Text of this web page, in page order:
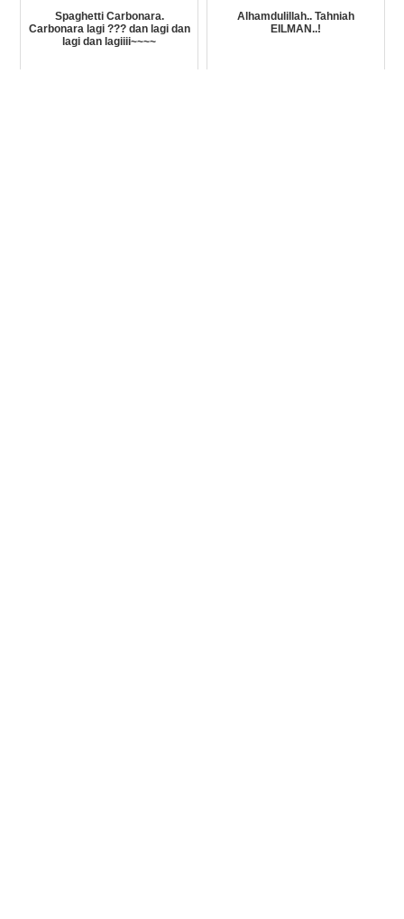
Spaghetti Carbonara.
Carbonara lagi ??? dan lagi dan
lagi dan lagiiii~~~~
Alhamdulillah.. Tahniah
EILMAN..!